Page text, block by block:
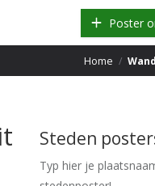
Poster
Home /
Steden
Typ hier je